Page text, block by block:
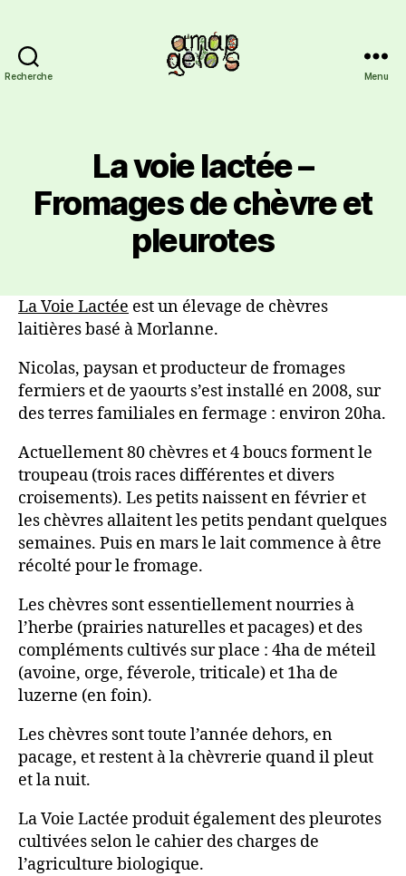
Recherche Menu
La voie lactée –
Fromages de chèvre et
pleurotes
La Voie Lactée est un élevage de chèvres
laitières basé à Morlanne.
Nicolas, paysan et producteur de fromages
fermiers et de yaourts s’est installé en 2008, sur
des terres familiales en fermage : environ 20ha.
Actuellement 80 chèvres et 4 boucs forment le
troupeau (trois races différentes et divers
croisements). Les petits naissent en février et
les chèvres allaitent les petits pendant quelques
semaines. Puis en mars le lait commence à être
récolté pour le fromage.
Les chèvres sont essentiellement nourries à
l’herbe (prairies naturelles et pacages) et des
compléments cultivés sur place : 4ha de méteil
(avoine, orge, féverole, triticale) et 1ha de
luzerne (en foin).
Les chèvres sont toute l’année dehors, en
pacage, et restent à la chèvrerie quand il pleut
et la nuit.
La Voie Lactée produit également des pleurotes
cultivées selon le cahier des charges de
l’agriculture biologique.